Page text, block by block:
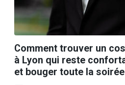
Comment trouver un
à Lyon qui reste
et bouger toute la